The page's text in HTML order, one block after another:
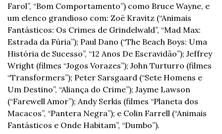
Farol”, “Bom Comportamento”) como Bruce Wayne, e
um elenco grandioso com: Zoë Kravitz (“Animais
Fantásticos: Os Crimes de Grindelwald”, “Mad Max:
Estrada da Fúria”); Paul Dano (“The Beach Boys: Uma
História de Sucesso”, “12 Anos De Escravidão”); Jeffrey
Wright (filmes “Jogos Vorazes”); John Turturro (filmes
“Transformers”); Peter Sarsgaard (“Sete Homens e
Um Destino”, “Aliança do Crime”); Jayme Lawson
(“Farewell Amor”); Andy Serkis (filmes “Planeta dos
Macacos”, “Pantera Negra”); e Colin Farrell (“Animais
Fantásticos e Onde Habitam”, “Dumbo”).